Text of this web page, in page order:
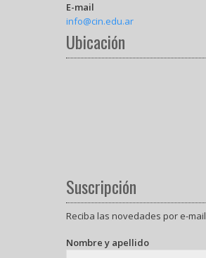
E-mail
info@cin.edu.ar
Ubicación
Suscripción
Reciba las novedades por e-mail
Nombre y apellido